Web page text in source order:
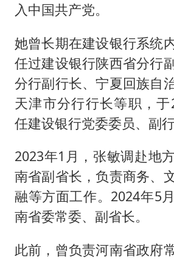
入中国共产党。
她曾长期在建设银行系统
任过建设银行陕西省分行
分行副行长、宁夏回族自
天津市分行行长等职，于
任建设银行党委委员、副行
2023年1月，张敏调赴地
南省副省长，负责商务、
融等方面工作。2024年5
南省委常委、副省长。
此前，曾负责河南省政府